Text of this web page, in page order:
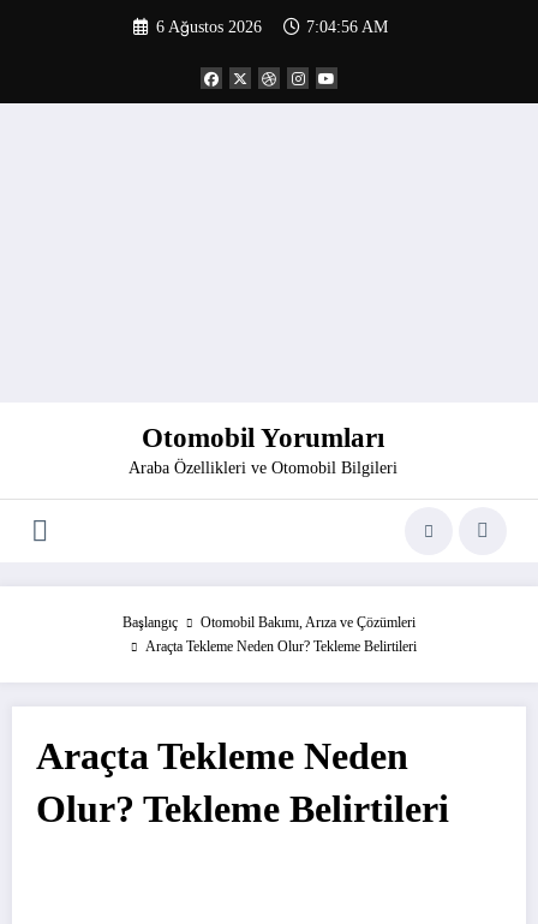
6 Ağustos 2026 7:04:57 AM
Otomobil Yorumları
Araba Özellikleri ve Otomobil Bilgileri
Başlangıç
Otomobil Bakımı, Arıza ve Çözümleri
Araçta Tekleme Neden Olur? Tekleme Belirtileri
Araçta Tekleme Neden
Olur? Tekleme Belirtileri